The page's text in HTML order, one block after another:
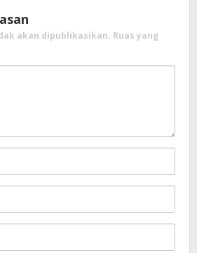
akan dipublikasikan. Ruas yang